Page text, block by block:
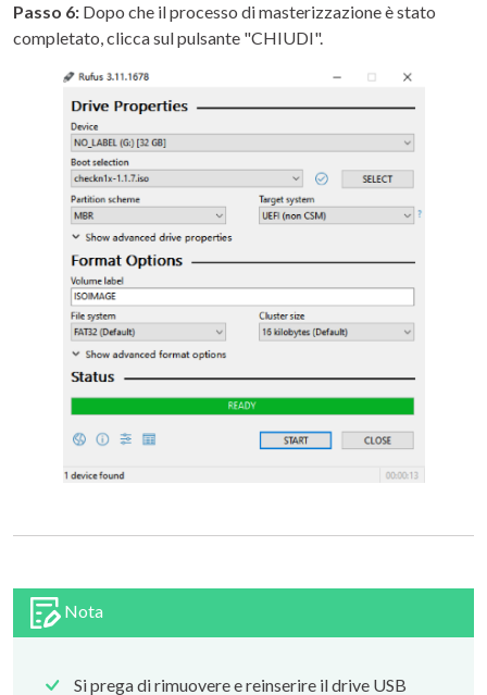
Passo 6: Dopo che il processo di masterizzazione è stato
completato, clicca sul pulsante "CHIUDI".
Nota
Si prega di rimuovere e reinserire il drive USB